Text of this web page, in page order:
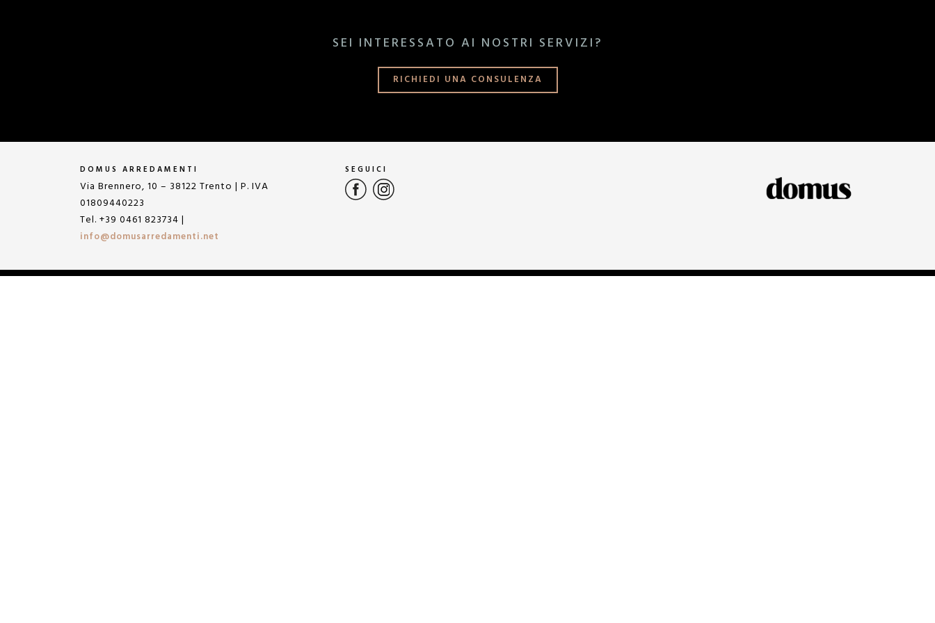
SEI INTERESSATO AI NOSTRI SERVIZI?
RICHIEDI UNA CONSULENZA
DOMUS ARREDAMENTI
Via Brennero, 10 – 38122 Trento | P. IVA
01809440223
Tel. +39 0461 823734 |
info@domusarredamenti.net
SEGUICI